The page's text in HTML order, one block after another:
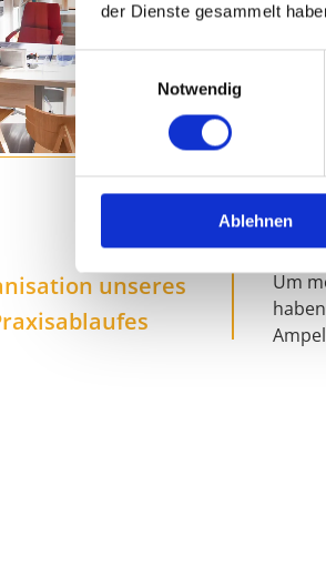
der Dienste gesammelt
Einwilligungsauswahl
Notwendig
Ablehnen
unseres
Um